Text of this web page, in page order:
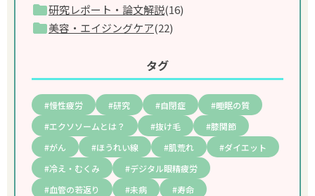
研究レポート・論文解説(16)
美容・エイジングケア(22)
タグ
慢性疲労 研究 自閉症
睡眠の質
エクソソームとは？
抜け毛
膝関節
がん
ほうれい線 肌荒れ
ダイエット
冷え・むくみ
デジタル眼精疲労
血管の若返り
未病
寿命